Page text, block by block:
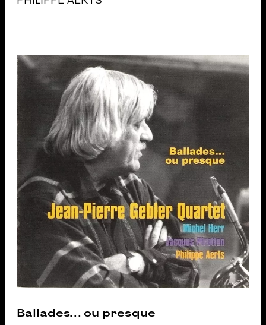
Ballades… ou presque